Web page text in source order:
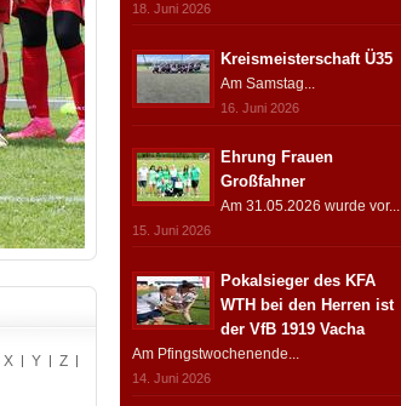
X Y Z
18. Juni 2026
Kreismeisterschaft Ü35
Am Samstag...
16. Juni 2026
Ehrung Frauen
Großfahner
Am 31.05.2026 wurde vor...
15. Juni 2026
Pokalsieger des KFA
WTH bei den Herren ist
der VfB 1919 Vacha
Am Pfingstwochenende...
14. Juni 2026